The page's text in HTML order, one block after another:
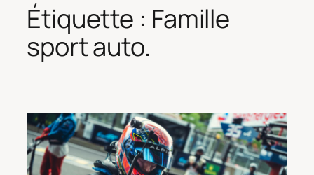
Étiquette : Famille
sport auto.